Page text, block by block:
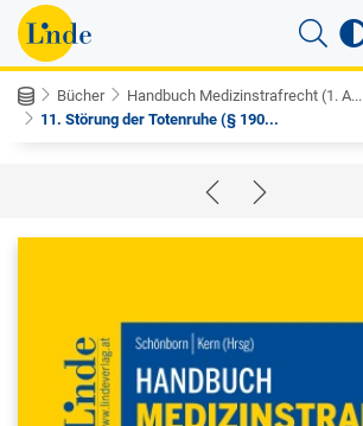
Bücher
Handbuch Medizinstrafrecht (1. A...
11. Störung der Totenruhe (§ 190...